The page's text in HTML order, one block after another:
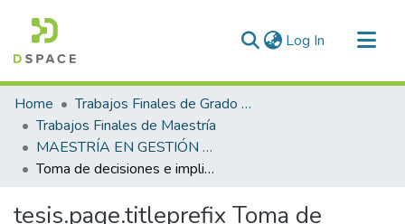
Log In (current)
Communities & Collections
All of DSpace
Statistics
Home
Trabajos Finales de Grado y Posgrado
Trabajos Finales de Maestría
MAESTRÍA EN GESTIÓN DE SERVICIOS DE GERONTOLOGÍA
Toma de decisiones e implicancias éticas en los procesos de atención a adultos mayores: dilemas en torno a la alimentación enteral en pacientes con demencia avanzada
tesis.page.titleprefix Toma de